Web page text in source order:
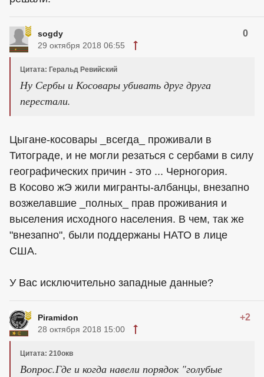
sogdy 0
29 октября 2018 06:55
Цитата: Геральд Ревийский
Ну Сербы и Косовары убивать друг друга
перестали.
Цыгане-косовары _всегда_ проживали в
Титограде, и не могли резаться с сербами в силу
географических причин - это ... Черногория.
В Косово жЭ жили мигранты-албанцы, внезапно
возжелавшие _полных_ прав проживания и
выселения исходного населения. В чем, так же
"внезапно", были поддержаны НАТО в лице
США.
У Вас исключительно западные данные?
Piramidon +2
28 октября 2018 15:00
Цитата: 210окв
Вопрос.Где и когда навели порядок "голубые